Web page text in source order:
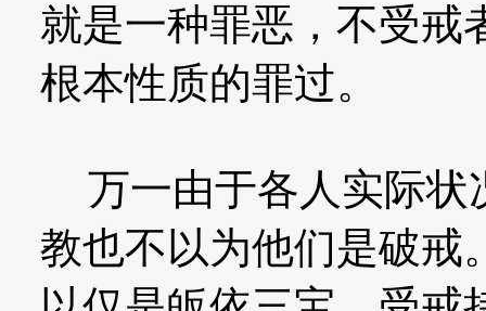
就是一种罪恶，不受戒
根本性质的罪过。
万一由于各人实际状
教也不以为他们是破戒